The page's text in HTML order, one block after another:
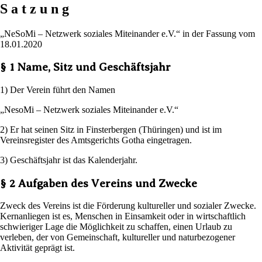
S a t z u n g
„NeSoMi – Netzwerk soziales Miteinander e.V.“ in der Fassung vom
18.01.2020
§ 1 Name, Sitz und Geschäftsjahr
1) Der Verein führt den Namen
„NesoMi – Netzwerk soziales Miteinander e.V.“
2) Er hat seinen Sitz in Finsterbergen (Thüringen) und ist im
Vereinsregister des Amtsgerichts Gotha eingetragen.
3) Geschäftsjahr ist das Kalenderjahr.
§ 2 Aufgaben des Vereins und Zwecke
Zweck des Vereins ist die Förderung kultureller und sozialer Zwecke.
Kernanliegen ist es, Menschen in Einsamkeit oder in wirtschaftlich
schwieriger Lage die Möglichkeit zu schaffen, einen Urlaub zu
verleben, der von Gemeinschaft, kultureller und naturbezogener
Aktivität geprägt ist.